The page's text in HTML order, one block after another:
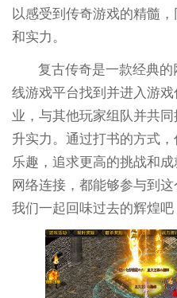
以感受到传奇游戏的精髓
和实力。
复古传奇是一款经典
线游戏平台找到并进入游
业，与其他玩家组队并共
升实力。通过打书的方式
乐趣，追求更高的挑战和
网络连接，都能够参与到
我们一起回味过去的辉煌吧